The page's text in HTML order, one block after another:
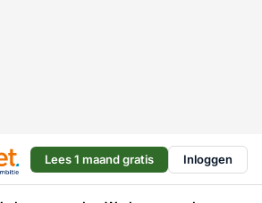
Lees 1 maand gratis Inloggen